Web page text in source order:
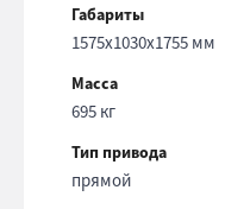
Габариты
1575x1030x1755 мм
Масса
695 кг
Тип привода
прямой